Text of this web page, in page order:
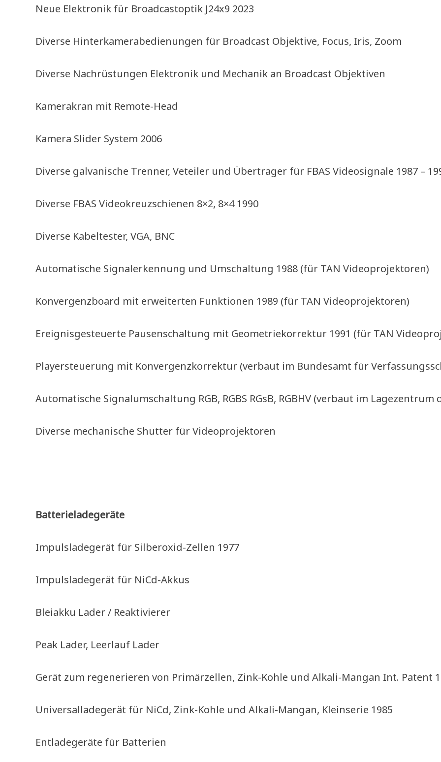
Neue Elektronik für Broadcastoptik J24x9 2023
Diverse Hinterkamerabedienungen für Broadcast Objektive, Focus, Iris, Zoom
Diverse Nachrüstungen Elektronik und Mechanik an Broadcast Objektiven
Kamerakran mit Remote-Head
Kamera Slider System 2006
Diverse galvanische Trenner, Veteiler und Übertrager für FBAS Videosignale 1987 –
Diverse FBAS Videokreuzschienen 8×2, 8×4 1990
Diverse Kabeltester, VGA, BNC
Automatische Signalerkennung und Umschaltung 1988 (für TAN Videoprojektoren)
Konvergenzboard mit erweiterten Funktionen 1989 (für TAN Videoprojektoren)
Ereignisgesteuerte Pausenschaltung mit Geometriekorrektur 1991 (für TAN
Playersteuerung mit Konvergenzkorrektur (verbaut im Bundesamt für
Automatische Signalumschaltung RGB, RGBS RGsB, RGBHV (verbaut im
Diverse mechanische Shutter für Videoprojektoren
Batterieladegeräte
Impulsladegerät für Silberoxid-Zellen 1977
Impulsladegerät für NiCd-Akkus
Bleiakku Lader / Reaktivierer
Peak Lader, Leerlauf Lader
Gerät zum regenerieren von Primärzellen, Zink-Kohle und Alkali-Mangan Int. Patent
Universalladegerät für NiCd, Zink-Kohle und Alkali-Mangan, Kleinserie 1985
Entladegeräte für Batterien